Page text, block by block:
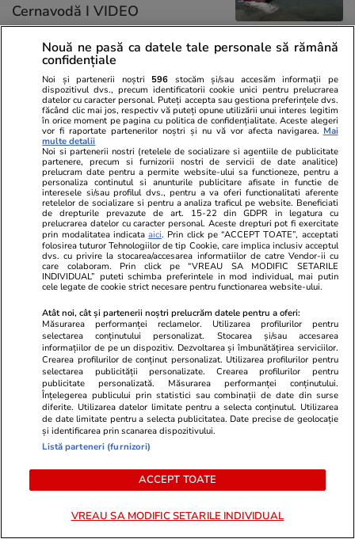
Cernavodă I VIDEO
Știri România
Cod roșu de ploi torențiale și
furtuni. Lista localităților vizate
de fenomene meteo extreme
Știri România 17:56
Noi reguli la graniță pentru
români. ANAF și Autoritatea
Vamală vor să impună o limită
de 40 de pachete de țigări la
fiecare 40 de zile
11:00
De ce nu stingem lumina când
doar un avertisment
Nouă ne pasă ca datele tale personale să rămână
confidențiale
Noi și partenerii noștri 596 stocăm și/sau accesăm informații pe
dispozitivul dvs., precum identificatorii cookie unici pentru prelucrarea
datelor cu caracter personal. Puteți accepta sau gestiona preferințele dvs.
făcând clic mai jos, respectiv vă puteți opune utilizării unui interes legitim
în orice moment pe pagina cu politica de confidențialitate. Aceste alegeri
vor fi raportate partenerilor noștri și nu vă vor afecta navigarea. Mai
multe detalii
Noi si partenerii nostri (retelele de socializare si agentiile de publicitate
partenere, precum si furnizorii nostri de servicii de date analitice)
prelucram date pentru a permite website-ului sa functioneze, pentru a
personaliza continutul si anunturile publicitare afisate in functie de
interesele si/sau profilul dvs., pentru a va oferi functionalitati aferente
retelelor de socializare si pentru a analiza traficul pe website. Beneficiati
de drepturile prevazute de art. 15-22 din GDPR in legatura cu
prelucrarea datelor cu caracter personal. Aceste drepturi pot fi exercitate
prin modalitatea indicataaici. Prin click pe “ACCEPT TOATE”, acceptati
folosirea tuturor Tehnologiilor de tip Cookie, care implica inclusiv acceptul
dvs. cu privire la stocarea/accesarea informatiilor de catre Vendor-ii cu
care colaboram. Prin click pe “VREAU SA MODIFIC SETARILE
INDIVIDUAL” puteti schimba preferintele in mod individual, mai putin
cele legate de cookie strict necesare pentru functionarea website-ului.
Atât noi, cât și partenerii noștri prelucrăm datele pentru a oferi:
Măsurarea performanței reclamelor. Utilizarea profilurilor pentru
selectarea conținutului personalizat. Stocarea și/sau accesarea
informațiilor de pe un dispozitiv. Dezvoltarea și îmbunătățirea serviciilor.
Crearea profilurilor de conținut personalizat. Utilizarea profilurilor pentru
selectarea publicității personalizate. Crearea profilurilor pentru
publicitate personalizată. Măsurarea performanței conținutului.
Înțelegerea publicului prin statistici sau combinații de date din surse
diferite. Utilizarea datelor limitate pentru a selecta conținutul. Utilizarea
de date limitate pentru a selecta publicitatea. Date precise de geolocație
și identificarea prin scanarea dispozitivului.
Listă parteneri (furnizori)
ACCEPT TOATE
VREAU SA MODIFIC SETARILE INDIVIDUAL